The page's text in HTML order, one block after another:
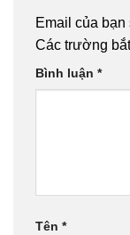
Email của
Các trường
Bình luận *
Tên *